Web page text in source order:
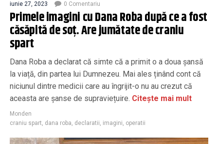
iunie 27, 2023 0 Comentariu
Primele imagini cu Dana Roba după ce a fost
căsăpită de soț. Are jumătate de craniu
spart
Dana Roba a declarat că simte că a primit o a doua șansă
la viață, din partea lui Dumnezeu. Mai ales ținând cont că
niciunul dintre medicii care au îngrijit-o nu au crezut că
aceasta are șanse de supraviețuire. Citește mai mult
Monden
craniu spart, dana roba, declaratii, imagini, operatii